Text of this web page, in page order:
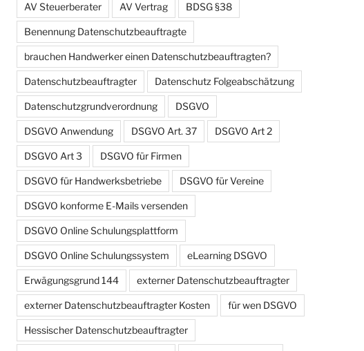
AV Steuerberater AV Vertrag BDSG §38
Benennung Datenschutzbeauftragte
brauchen Handwerker einen Datenschutzbeauftragten?
Datenschutzbeauftragter Datenschutz Folgeabschätzung
Datenschutzgrundverordnung DSGVO
DSGVO Anwendung DSGVO Art. 37 DSGVO Art 2
DSGVO Art 3 DSGVO für Firmen
DSGVO für Handwerksbetriebe DSGVO für Vereine
DSGVO konforme E-Mails versenden
DSGVO Online Schulungsplattform
DSGVO Online Schulungssystem eLearning DSGVO
Erwägungsgrund 144 externer Datenschutzbeauftragter
externer Datenschutzbeauftragter Kosten für wen DSGVO
Hessischer Datenschutzbeauftragter